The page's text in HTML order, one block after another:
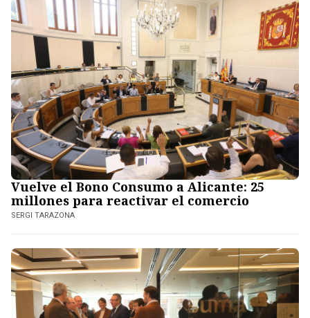
Vuelve el Bono Consumo a Alicante: 25
millones para reactivar el comercio
SERGI TARAZONA